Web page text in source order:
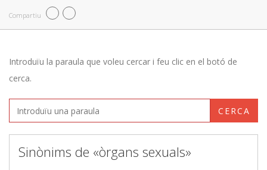
Compartiu
Introduïu la paraula que voleu cercar i feu clic en el botó de
cerca.
CERCA
Sinònims de «òrgans sexuals»